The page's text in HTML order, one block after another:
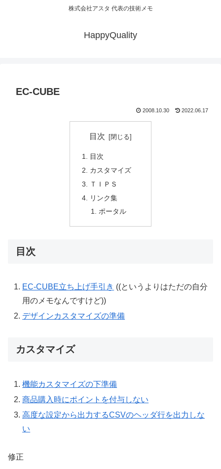
株式会社アスタ 代表の技術メモ
HappyQuality
EC-CUBE
2008.10.30 2022.06.17
目次
目次
カスタマイズ
ＴＩＰＳ
リンク集
ポータル
目次
EC-CUBE立ち上げ手引き ((というよりはただの自分
用のメモなんですけど))
デザインカスタマイズの準備
カスタマイズ
機能カスタマイズの下準備
商品購入時にポイントを付与しない
高度な設定から出力するCSVのヘッダ行を出力しな
い
修正